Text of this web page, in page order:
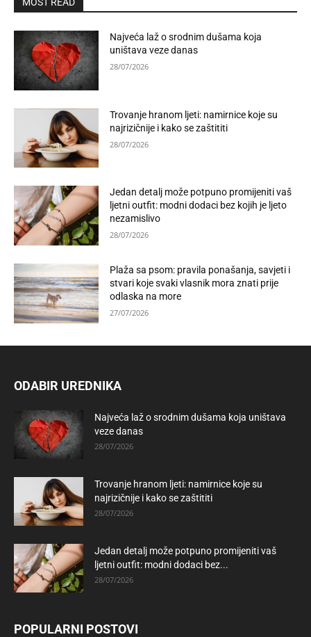
Najveća laž o srodnim dušama koja
uništava veze danas
28/07/2026
Trovanje hranom ljeti: namirnice koje su
najrizičnije i kako se zaštititi
28/07/2026
Jedan detalj može potpuno promijeniti vaš
ljetni outfit: modni dodaci bez kojih je ljeto
nezamislivo
28/07/2026
Plaža sa psom: pravila ponašanja, savjeti i
stvari koje svaki vlasnik mora znati prije
odlaska na more
27/07/2026
ODABIR UREDNIKA
Najveća laž o srodnim dušama koja uništava
veze danas
28/07/2026
Trovanje hranom ljeti: namirnice koje su
najrizičnije i kako se zaštititi
28/07/2026
Jedan detalj može potpuno promijeniti vaš
ljetni outfit: modni dodaci bez...
28/07/2026
POPULARNI POSTOVI